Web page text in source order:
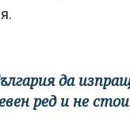
да
ред и не